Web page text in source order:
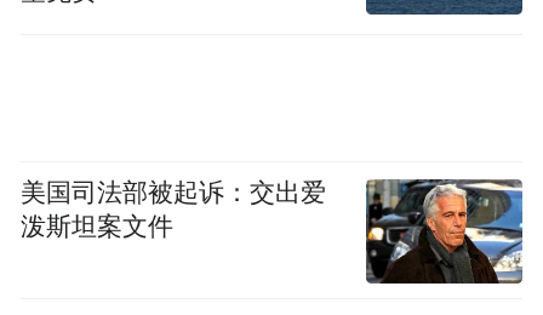
美国司法部被起诉：交出爱
泼斯坦案文件